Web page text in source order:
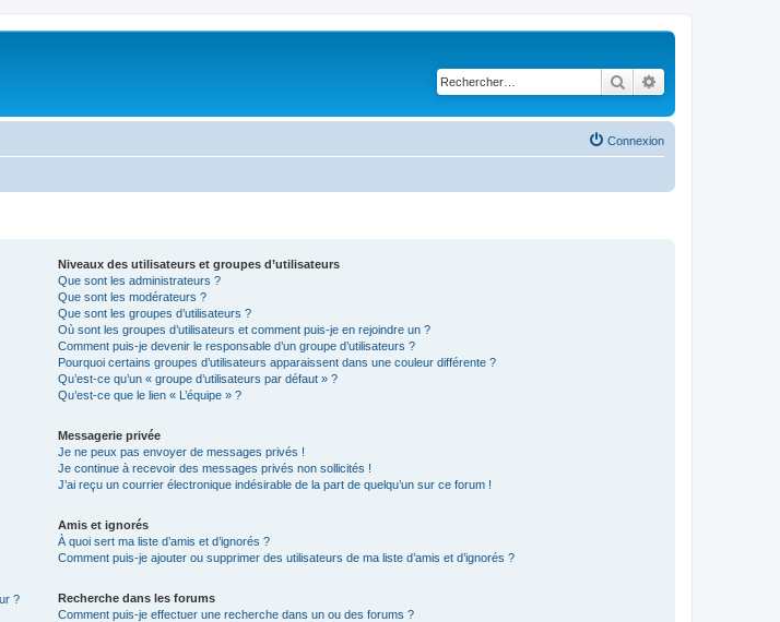
Rechercher
Connexion
?
Niveaux des utilisateurs et groupes d’utilisateurs
Que sont les administrateurs ?
Que sont les modérateurs ?
Que sont les groupes d’utilisateurs ?
Où sont les groupes d’utilisateurs et comment puis-je en rejoindre un ?
Comment puis-je devenir le responsable d’un groupe d’utilisateurs ?
Pourquoi certains groupes d’utilisateurs apparaissent dans une couleur différente ?
Qu’est-ce qu’un « groupe d’utilisateurs par défaut » ?
Qu’est-ce que le lien « L’équipe » ?
Messagerie privée
Je ne peux pas envoyer de messages privés !
Je continue à recevoir des messages privés non sollicités !
J’ai reçu un courrier électronique indésirable de la part de quelqu’un sur ce forum !
Amis et ignorés
À quoi sert ma liste d’amis et d’ignorés ?
Comment puis-je ajouter ou supprimer des utilisateurs de ma liste d’amis et d’ignorés ?
Recherche dans les forums
Comment puis-je effectuer une recherche dans un ou des forums ?